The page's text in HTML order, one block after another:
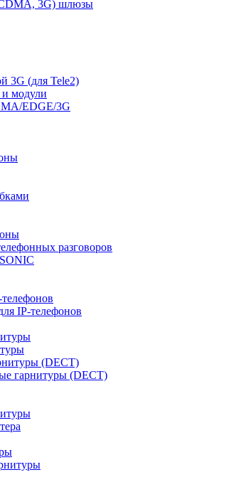
3G) шлюзы
3G (для Tele2)
модули
EDGE/3G
разговоров
IP-телефонов
(DECT)
гарнитуры (DECT)